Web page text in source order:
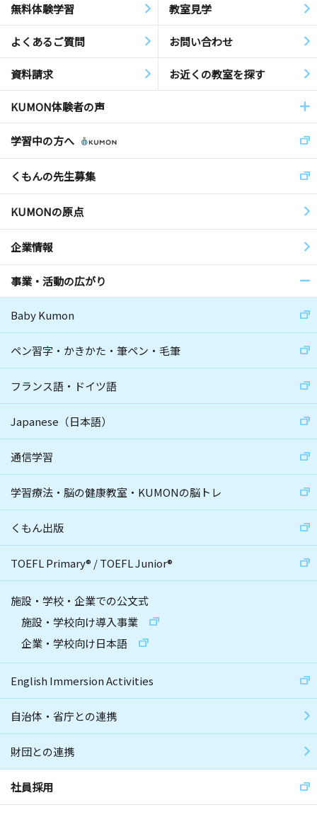
無料体験学習 教室見学
よくあるご質問 お問い合わせ
資料請求 お近くの教室を探す
KUMON体験者の声
学習中の方へ
くもんの先生募集
KUMONの原点
企業情報
事業・活動の広がり
Baby Kumon
ペン習字・かきかた・筆ペン・毛筆
フランス語・ドイツ語
Japanese（日本語）
通信学習
学習療法・脳の健康教室・KUMONの脳トレ
くもん出版
TOEFL Primary® /TOEFL Junior®
施設・学校・企業での公文式
施設・学校向け導入事業
企業・学校向け日本語
English Immersion Activities
自治体・省庁との連携
財団との連携
社員採用